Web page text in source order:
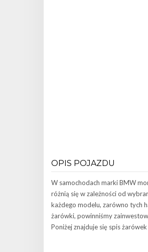
OPIS POJAZDU
W samochodach marki BMW
różnią się w zależności od
każdego modelu, zarówno tych
żarówki, powinniśmy
Poniżej znajduje się spis